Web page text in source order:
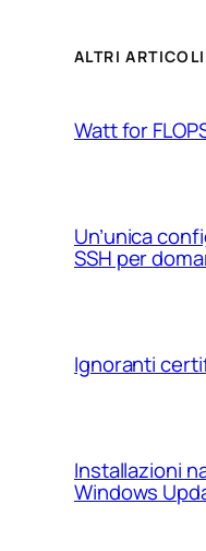
ALTRI ARTICOLI
Watt for
Un’unica
SSH per
Ignoranti
Installazioni
Windows